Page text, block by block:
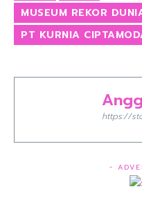
MUSEUM REKOR
PT KURNIA
https://
-